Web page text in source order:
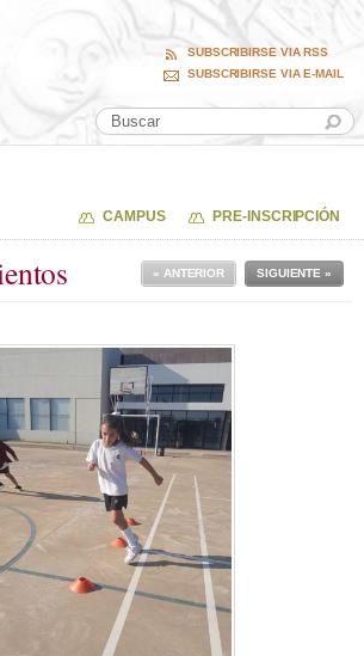
SUBSCRIBIRSE VIA RSS
SUBSCRIBIRSE VIA E-MAIL
CAMPUS PRE-INSCRIPCIÓN
SIGUIENTE »
« ANTERIOR